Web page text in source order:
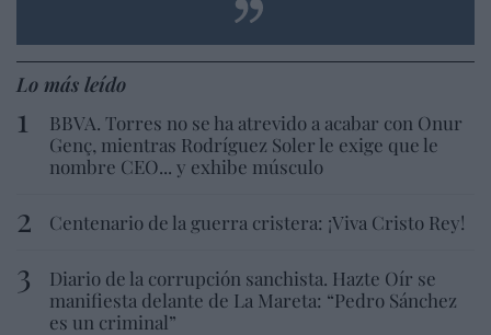
Lo más leído
BBVA. Torres no se ha atrevido a acabar con Onur
Genç, mientras Rodríguez Soler le exige que le
nombre CEO... y exhibe músculo
Centenario de la guerra cristera: ¡Viva Cristo Rey!
Diario de la corrupción sanchista. Hazte Oír se
manifiesta delante de La Mareta: “Pedro Sánchez
es un criminal”